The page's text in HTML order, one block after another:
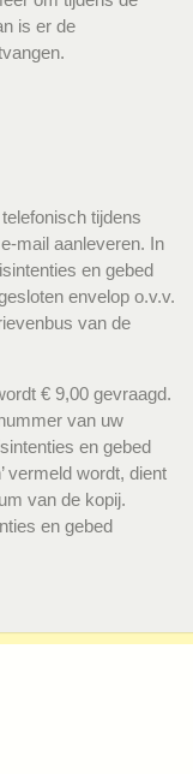
is er de
tijdens
mail aanleveren. In
en gebed
envelop o.v.v.
van de
€ 9,00 gevraagd.
van uw
en gebed
vermeld wordt, dient
van de kopij.
en gebed